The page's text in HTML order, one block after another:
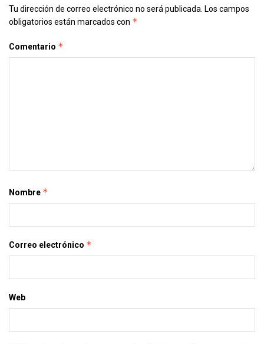
Tu dirección de correo electrónico no será publicada. Los campos
obligatorios están marcados con *
Comentario *
Nombre *
Correo electrónico *
Web